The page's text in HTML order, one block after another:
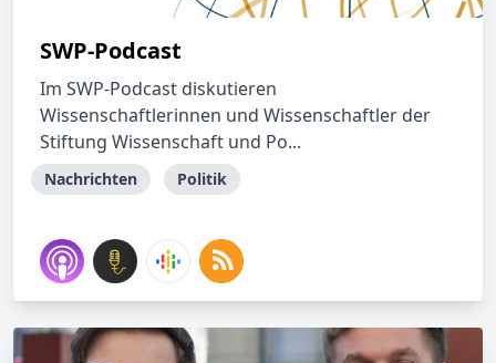
SWP-Podcast
Im SWP-Podcast diskutieren
Wissenschaftlerinnen und Wissenschaftler der
Stiftung Wissenschaft und Po...
Nachrichten Politik